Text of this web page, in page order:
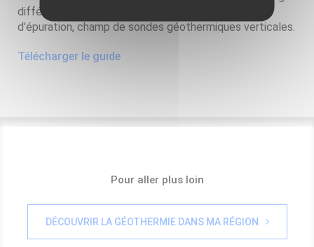
différentes : eau de nappe (Albien), eau de station
d'épuration, champ de sondes géothermiques verticales.
Télécharger le guide
Pour aller plus loin
DÉCOUVRIR LA GÉOTHERMIE DANS MA RÉGION